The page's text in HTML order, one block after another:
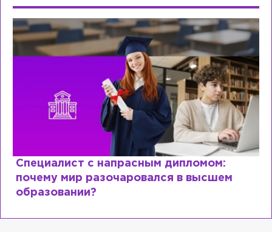
Специалист с напрасным дипломом:
почему мир разочаровался в высшем
образовании?